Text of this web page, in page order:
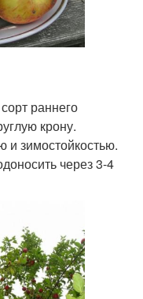
раннего
крону.
и зимостойкостью.
через 3-4